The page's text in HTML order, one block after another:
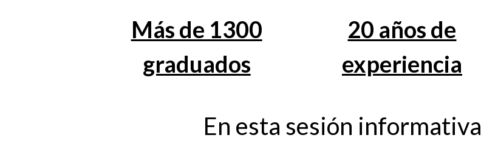
Más de 1300
graduados
20 años de
experiencia
En esta sesión